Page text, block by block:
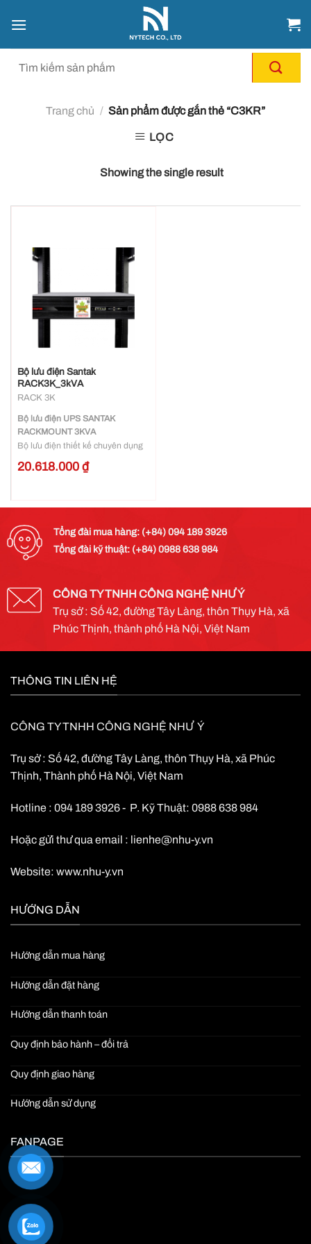
đến
Trang chủ / Sản phẩm được gắn thẻ “C3KR”
LỌC
Showing the single result
Bộ lưu điện Santak
RACK3K_3kVA
RACK 3K
Bộ lưu điện UPS SANTAK
RACKMOUNT 3KVA
Bộ lưu điện thiết kế chuyên dụng
Dải điện áp ngõ vào rộng, tương
mạng, âm thanh, hệ thống giám
sát an ninh, thiết bị công nghệ
thông tin, máy chủ, thiết bị điều
20.618.000 ₫
Tổng đài mua hàng: (+84) 094 189 3926
Tổng đài kỹ thuật: (+84) 0988 638 984
CÔNG TY TNHH CÔNG NGHỆ NHƯ Ý
Trụ sở : Số 42, đường Tây Làng, thôn Thụy Hà, xã
Phúc Thịnh, thành phố Hà Nội, Việt Nam
THÔNG TIN LIÊN HỆ
CÔNG TY TNHH CÔNG NGHỆ NHƯ Ý
Trụ sở : Số 42, đường Tây Làng, thôn Thụy Hà, xã Phúc
Thịnh, Thành phố Hà Nội, Việt Nam
Hotline : 094 189 3926 - P. Kỹ Thuật: 0988 638 984
Hoặc gửi thư qua email : lienhe@nhu-y.vn
Website: www.nhu-y.vn
HƯỚNG DẪN
Hướng dẫn mua hàng
Hướng dẫn đặt hàng
Hướng dẫn thanh toán
Quy định bảo hành – đổi trả
Quy định giao hàng
Hướng dẫn sử dụng
FANPAGE